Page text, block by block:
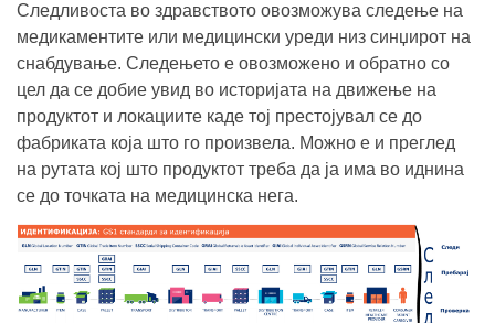
Следливоста во здравството овозможува следење на
медикаментите или медицински уреди низ синџирот на
снабдување. Следењето е овозможено и обратно со
цел да се добие увид во историјата на движење на
продуктот и локациите каде тој престојувал се до
фабриката која што го произвела. Можно е и преглед
на рутата кој што продуктот треба да ја има во иднина
се до точката на медицинска нега.